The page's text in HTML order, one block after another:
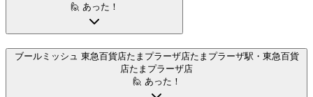
🙋 あった！
ブールミッシュ 東急百貨店たまプラーザ店たまプラーザ駅 ・東急百貨
店たまプラーザ店
🙋 あった！